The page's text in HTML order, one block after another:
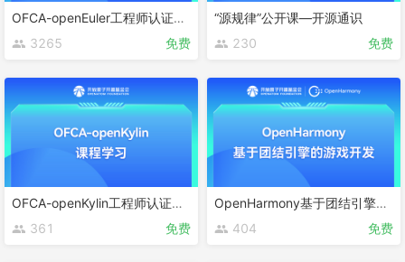
OFCA-openEuler工程师认证课程
3265
免费
“源规律”公开课—开源通识
230
免费
OFCA-openKylin工程师认证课程
361
免费
OpenHarmony基于团结引擎的游戏开发
404
免费